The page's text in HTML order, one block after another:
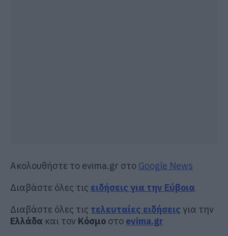
Ακολουθήστε το evima.gr στο Google News
Διαβάστε όλες τις ειδήσεις για την Εύβοια
Διαβάστε όλες τις τελευταίες ειδήσεις για την
Ελλάδα και τον Κόσμο στο evima.gr